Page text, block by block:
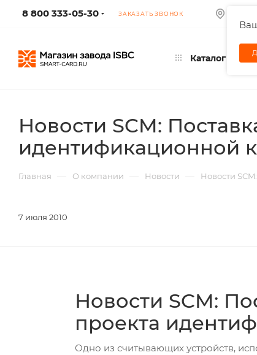
8 800 333-05-30 ЗАКАЗАТЬ ЗВОНОК
Каталог
Новости SCM:
идентификационной
Главная — О компании — Новости — Новости
7 июля 2010
Новости SCM:
проекта
Одно из считывающих устройств,